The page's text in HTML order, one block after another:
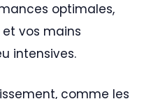
optimales,
vos mains
intensives.
comme les